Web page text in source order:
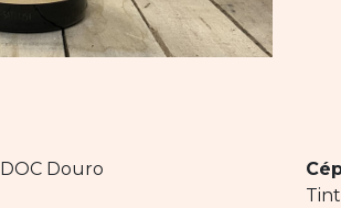
DOC Douro